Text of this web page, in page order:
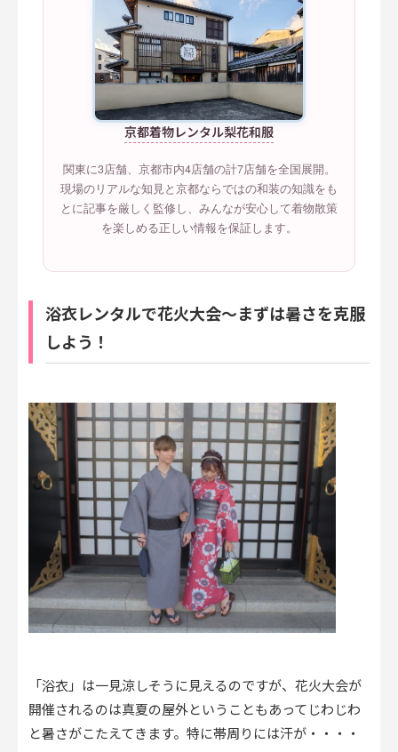
京都着物レンタル梨花和服
関東に3店舗、京都市内4店舗の計7店舗を全国展開。
現場のリアルな知見と京都ならではの和装の知識をも
とに記事を厳しく監修し、みんなが安心して着物散策
を楽しめる正しい情報を保証します。
浴衣レンタルで花火大会～まずは暑さを克服
しよう！
「浴衣」は一見涼しそうに見えるのですが、花火大会が
開催されるのは真夏の屋外ということもあってじわじわ
と暑さがこたえてきます。特に帯周りには汗が・・・・